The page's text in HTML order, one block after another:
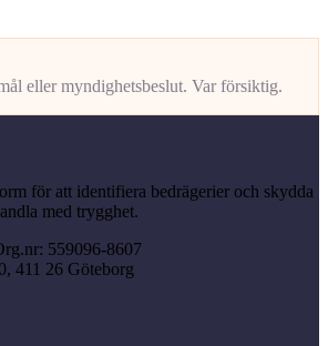
eller myndighetsbeslut. Var försiktig.
för att identifiera bedrägerier och skydda
med trygghet.
559096-8607
411 26 Göteborg